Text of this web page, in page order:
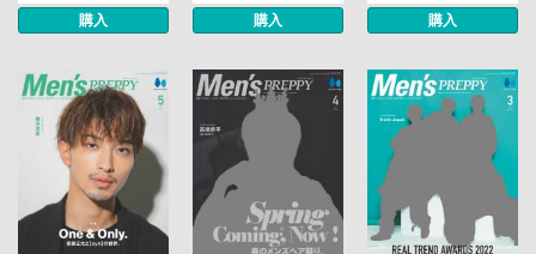
購入 購入 購入